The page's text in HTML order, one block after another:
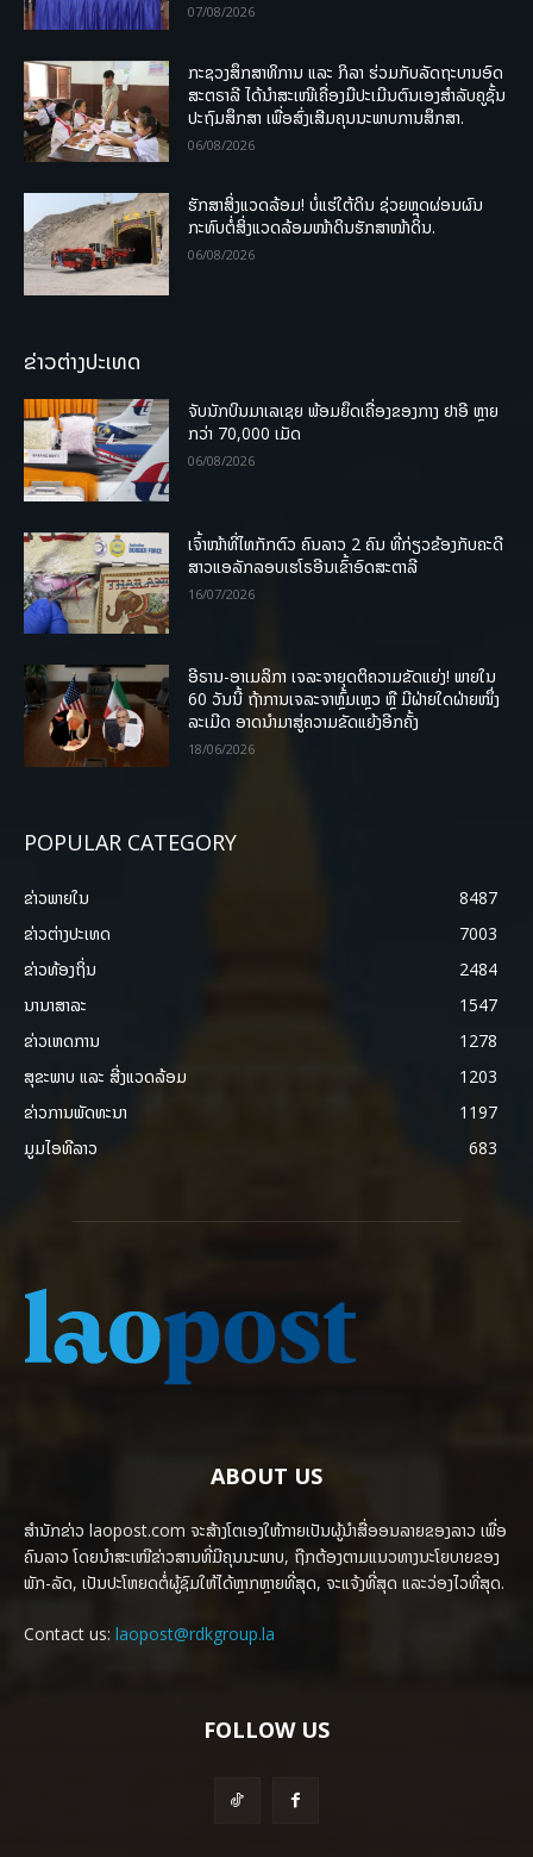
07/08/2026
ກະຊວງສຶກສາທິການ ແລະ ກິລາ ຮ່ວມກັບລັດຖະບານອົດ
ສະຕຣາລີ ໄດ້ນຳສະເໜີເຄື່ອງມືປະເມີນຕົນເອງສຳລັບຄູຊັ້ນ
ປະຖົມສຶກສາ ເພື່ອສົ່ງເສີມຄຸນນະພາບການສຶກສາ.
06/08/2026
ຮັກສາສິ່ງແວດລ້ອມ! ບໍ່ແຮ່ໃຕ້ດິນ ຊ່ວຍຫຼຸດຜ່ອນຜົນ
ກະທົບຕໍ່ສິ່ງແວດລ້ອມໜ້າດິນຮັກສາໜ້າດິນ.
06/08/2026
ຂ່າວຕ່າງປະເທດ
ຈັບນັກບິນມາເລເຊຍ ພ້ອມຍຶດເຄື່ອງຂອງກາງ ຢາອີ ຫຼາຍ
ກວ່າ 70,000 ເມັດ
06/08/2026
ເຈົ້າໜ້າທີ່ໄທກັກຕົວ ຄົນລາວ 2 ຄົນ ທີ່ກ່ຽວຂ້ອງກັບຄະດີ
ສາວແອລັກລອບເຮໂຣອີນເຂົ້າອົດສະຕາລີ
16/07/2026
ອີຣານ-ອາເມລິກາ ເຈລະຈາຍຸດຕິຄວາມຂັດແຍ່ງ! ພາຍໃນ
60 ວັນນີ້ ຖ້າການເຈລະຈາຫຼົ້ມເຫຼວ ຫຼື ມີຝ່າຍໃດຝ່າຍໜຶ່ງ
ລະເມີດ ອາດນໍາມາສູ່ຄວາມຂັດແຍ້ງອີກຄັ້ງ
18/06/2026
POPULAR CATEGORY
ຂ່າວພາຍ​ໃນ
8487
ຂ່າວຕ່າງປະເທດ
7003
ຂ່າວທ້ອງຖິ່ນ
2484
ນານາສາລະ
1547
ຂ່າວເຫດການ
1278
ສຸຂະພາບ ແລະ ສີ່ງແວດລ້ອມ
1203
ຂ່າວການພັດທະນາ
1197
ມູມໄອທີລາວ
683
ABOUT US
ສຳນັກຂ່າວ laopost.com ຈະສ້າງໂຕເອງໃຫ້ກາຍເປັນຜູ້ນຳສື່ອອນລາຍຂອງລາວ ເພື່ອ
ຄົນລາວ ໂດຍນຳສະເໜີຂ່າວສານທີ່ມີຄຸນນະພາບ, ຖືກຕ້ອງຕາມແນວທາງນະໂຍບາຍຂອງ
ພັກ-ລັດ, ເປັນປະໂຫຍດຕໍ່ຜູ້ຊົມໃຫ້ໄດ້ຫຼາກຫຼາຍທີ່ສຸດ, ຈະແຈ້ງທີ່ສຸດ ແລະວ່ອງໄວທີ່ສຸດ.
Contact us: laopost@rdkgroup.la
FOLLOW US